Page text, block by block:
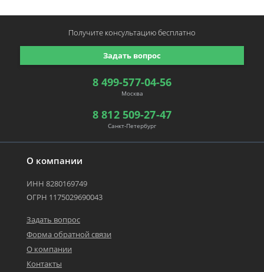
О компании
ИНН 8280169749
ОГРН 1175029690043
Задать вопрос
Форма обратной связи
О компании
Контакты
8 499-577-04-56
Москва
8 812 509-27-47
Санкт-Петербург
Задать вопрос
Получите консультациюбесплатно